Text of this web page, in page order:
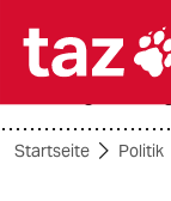

Startseite Politik